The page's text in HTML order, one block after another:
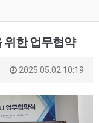
위한 업무협약
2025.05.02 10:19